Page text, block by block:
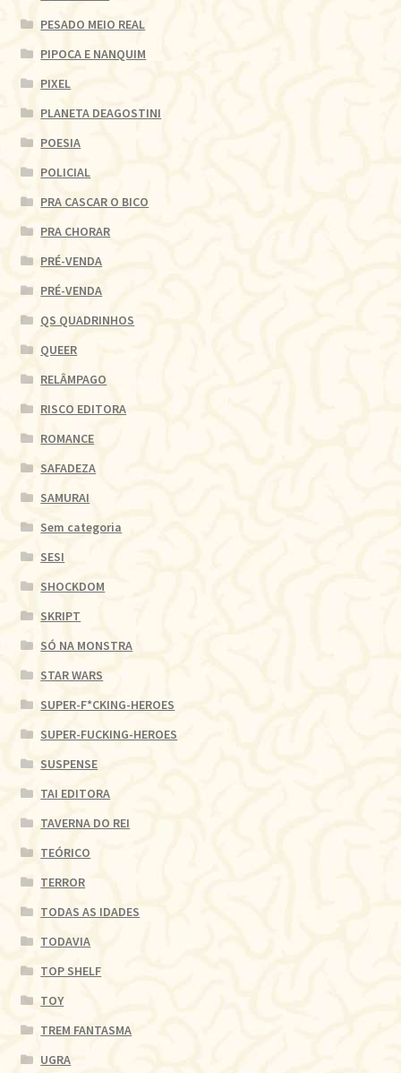
PESADO MEIO REAL
PIPOCA E NANQUIM
PIXEL
PLANETA DEAGOSTINI
POESIA
POLICIAL
PRA CASCAR O BICO
PRA CHORAR
PRÉ-VENDA
PRÉ-VENDA
QS QUADRINHOS
QUEER
RELÂMPAGO
RISCO EDITORA
ROMANCE
SAFADEZA
SAMURAI
Sem categoria
SESI
SHOCKDOM
SKRIPT
SÓ NA MONSTRA
STAR WARS
SUPER-F*CKING-HEROES
SUPER-FUCKING-HEROES
SUSPENSE
TAI EDITORA
TAVERNA DO REI
TEÓRICO
TERROR
TODAS AS IDADES
TODAVIA
TOP SHELF
TOY
TREM FANTASMA
UGRA